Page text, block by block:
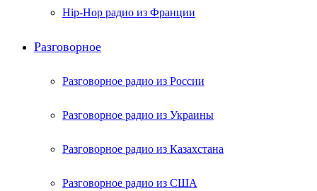
Hip-Hop радио из Франции
Разговорное
Разговорное радио из России
Разговорное радио из Украины
Разговорное радио из Казахстана
Разговорное радио из США